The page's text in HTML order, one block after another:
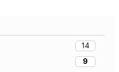
14
9